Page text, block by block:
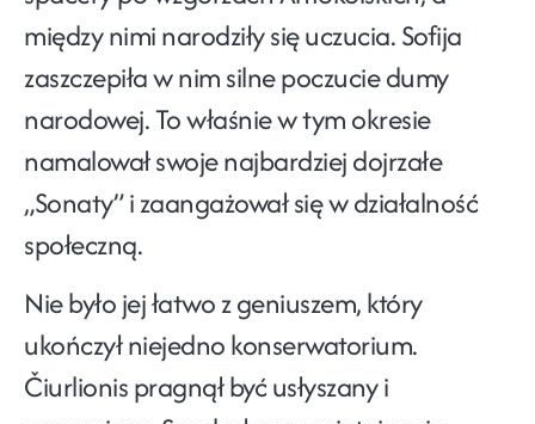
między nimi narodziły się uczucia. Sofija
zaszczepiła w nim silne poczucie dumy
narodowej. To właśnie w tym okresie
namalował swoje najbardziej dojrzałe
„Sonaty” i zaangażował się w działalność
społeczną.
Nie było jej łatwo z geniuszem, który
ukończył niejedno konserwatorium.
Čiurlionis pragnął być usłyszany i